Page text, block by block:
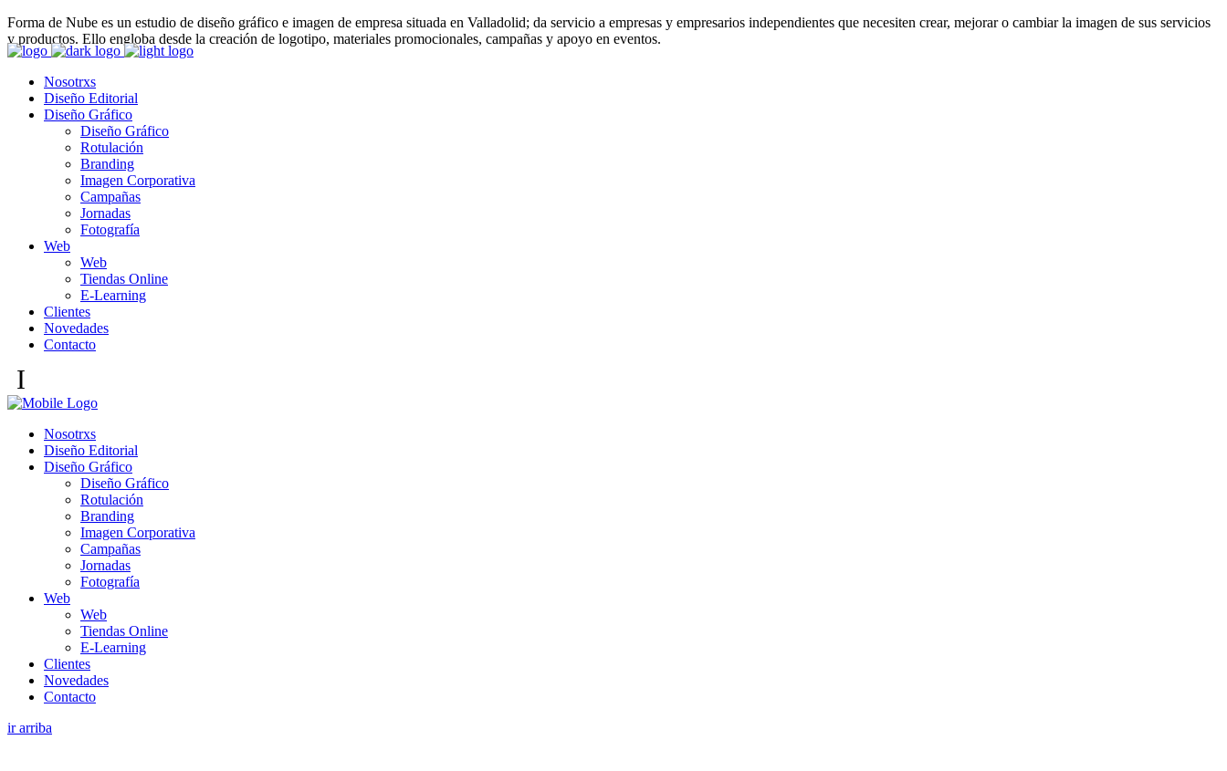
Forma de Nube es un estudio de diseño gráfico e imagen de empresa situada en Valladolid; da servicio a empresas y empresarios independientes que necesiten crear, mejorar o cambiar la imagen de sus servicios
y productos. Ello engloba desde la creación de logotipo, materiales promocionales, campañas y apoyo en eventos.
Nosotrxs
Diseño Editorial
Diseño Gráfico
Diseño Gráfico
Rotulación
Branding
Imagen Corporativa
Campañas
Jornadas
Fotografía
Web
Web
Tiendas Online
E-Learning
Clientes
Novedades
Contacto
I
Nosotrxs
Diseño Editorial
Diseño Gráfico
Diseño Gráfico
Rotulación
Branding
Imagen Corporativa
Campañas
Jornadas
Fotografía
Web
Web
Tiendas Online
E-Learning
Clientes
Novedades
Contacto
ir arriba